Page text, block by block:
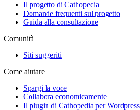
Il progetto di Cathopedia
Domande frequenti sul progetto
Guida alla consultazione
Comunità
Siti suggeriti
Come aiutare
Spargi la voce
Collabora economicamente
Il plugin di Cathopedia per Wordpress